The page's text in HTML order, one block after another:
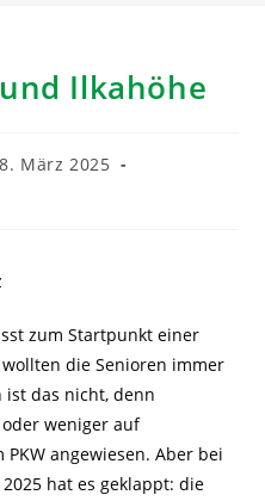
Ilkahöhe
März 2025
zum Startpunkt einer
die Senioren immer
ist das nicht, denn
weniger auf
angewiesen. Aber bei
hat es geklappt: die